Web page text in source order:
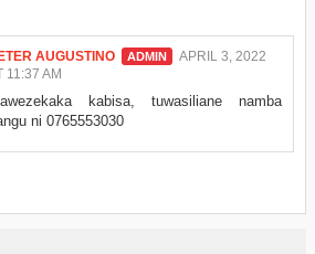
AUGUSTINO
APRIL 3, 2022
11:37 AM
kabisa, tuwasiliane namba
ni 0765553030